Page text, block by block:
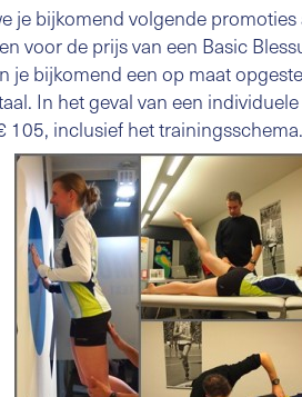
je bijkomend volgende promoties
voor de prijs van een Basic
je bijkomend een op maat
In het geval van een
inclusief het trainingsschema.